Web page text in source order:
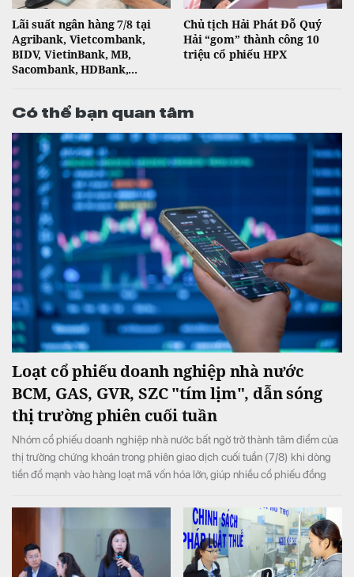
Lãi suất ngân hàng 7/8 tại
Agribank, Vietcombank,
BIDV, VietinBank, MB,
Sacombank, HDBank,...
Chủ tịch Hải Phát Đỗ Quý
Hải “gom” thành công 10
triệu cổ phiếu HPX
Có thể bạn quan tâm
Loạt cổ phiếu doanh nghiệp nhà nước
BCM, GAS, GVR, SZC "tím lịm", dẫn sóng
thị trường phiên cuối tuần
Nhóm cổ phiếu doanh nghiệp nhà nước bất ngờ trở thành tâm điểm của
thị trường chứng khoán trong phiên giao dịch cuối tuần (7/8) khi dòng
tiền đổ mạnh vào hàng loạt mã vốn hóa lớn, giúp nhiều cổ phiếu đồng
trong sắc đỏ.